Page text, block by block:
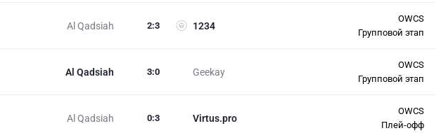
Al Qadsiah 1234
2:3
OWCS
Групповой этап
Al Qadsiah Geekay
3:0
OWCS
Групповой этап
Al Qadsiah Virtus.pro
0:3
OWCS
Плей-офф